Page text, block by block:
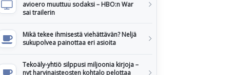
avioero muuttuu sodaksi – HBO:n War
sai trailerin
Mikä tekee ihmisestä viehättävän? Neljä
sukupolvea painottaa eri asioita
Tekoäly-yhtiö silppusi miljoonia kirjoja –
nyt harvinaisteosten kohtalo pelottaa